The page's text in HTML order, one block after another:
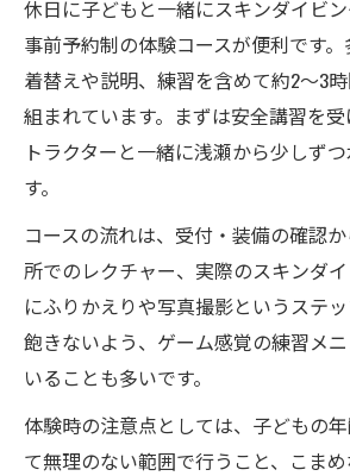
休日に子どもと一緒にスキンダイビン
事前予約制の体験コースが便利です。
着替えや説明、練習を含めて約2～3
組まれています。まずは安全講習を
トラクターと一緒に浅瀬から少しず
す。
コースの流れは、受付・装備の確認
所でのレクチャー、実際のスキンダ
にふりかえりや写真撮影というステ
飽きないよう、ゲーム感覚の練習メ
いることも多いです。
体験時の注意点としては、子どもの
て無理のない範囲で行うこと、こま